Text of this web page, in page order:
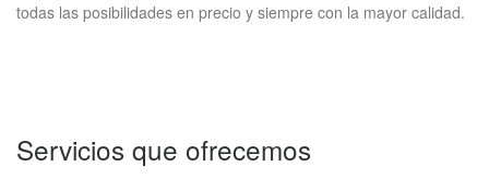
todas las posibilidades en precio y siempre con la mayor calidad.
Servicios que ofrecemos